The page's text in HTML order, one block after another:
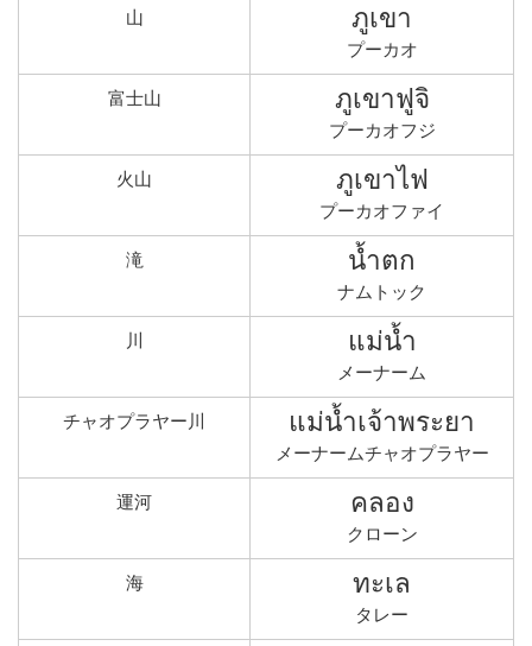
山 ภูเขา
プーカオ
富士山 ภูเขาฟูจิ
プーカオフジ
火山 ภูเขาไฟ
プーカオファイ
滝 น้ำตก
ナムトック
川 แม่น้ำ
メーナーム
チャオプラヤー川 แม่น้ำเจ้าพระยา
メーナームチャオプラヤー
運河 คลอง
クローン
海 ทะเล
タレー